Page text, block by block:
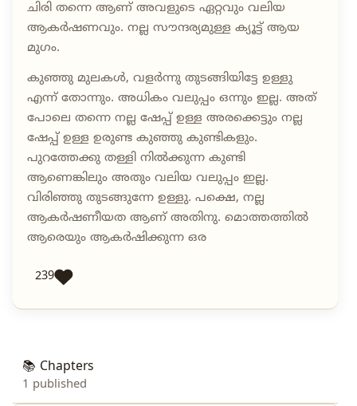
ചിരി തന്നെ ആണ് അവളുടെ ഏറ്റവും വലിയ
ആകർഷണവും. നല്ല സൗന്ദര്യമുള്ള ക്യൂട്ട് ആയ
മുഗം.
കുഞ്ഞു മുലകൾ, വളർന്നു തുടങ്ങിയിട്ടേ ഉള്ളു
എന്ന് തോന്നും. അധികം വലുപ്പം ഒന്നും ഇല്ല. അത്
പോലെ തന്നെ നല്ല ഷേപ്പ് ഉള്ള അരക്കെട്ടും നല്ല
ഷേപ്പ് ഉള്ള ഉരുണ്ട കുഞ്ഞു കുണ്ടികളും.
പുറത്തേക്കു തള്ളി നിൽക്കുന്ന കുണ്ടി
ആണെങ്കിലും അതും വലിയ വലുപ്പം ഇല്ല.
വിരിഞ്ഞു തുടങ്ങുന്നേ ഉള്ളു. പക്ഷെ, നല്ല
ആകർഷണീയത ആണ് അതിനു. മൊത്തത്തിൽ
ആരെയും ആകർഷിക്കുന്ന ഒര
239
📚 Chapters
1 published